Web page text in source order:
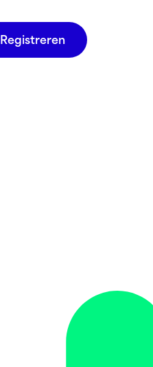
Registreren